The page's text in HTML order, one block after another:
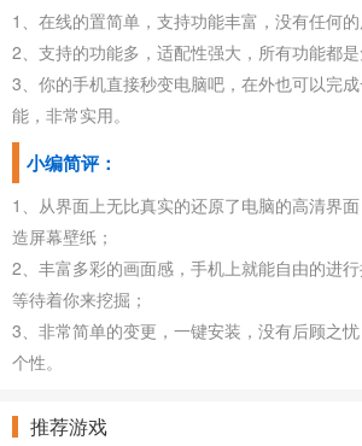
1、在线的置简单，支持功能丰富，没有任何的
2、支持的功能多，适配性强大，所有功能都
3、你的手机直接秒变电脑吧，在外也可以完
能，非常实用。
小编简评：
1、从界面上无比真实的还原了电脑的高清界
造屏幕壁纸；
2、丰富多彩的画面感，手机上就能自由的进
等待着你来挖掘；
3、非常简单的变更，一键安装，没有后顾之
个性。
推荐游戏